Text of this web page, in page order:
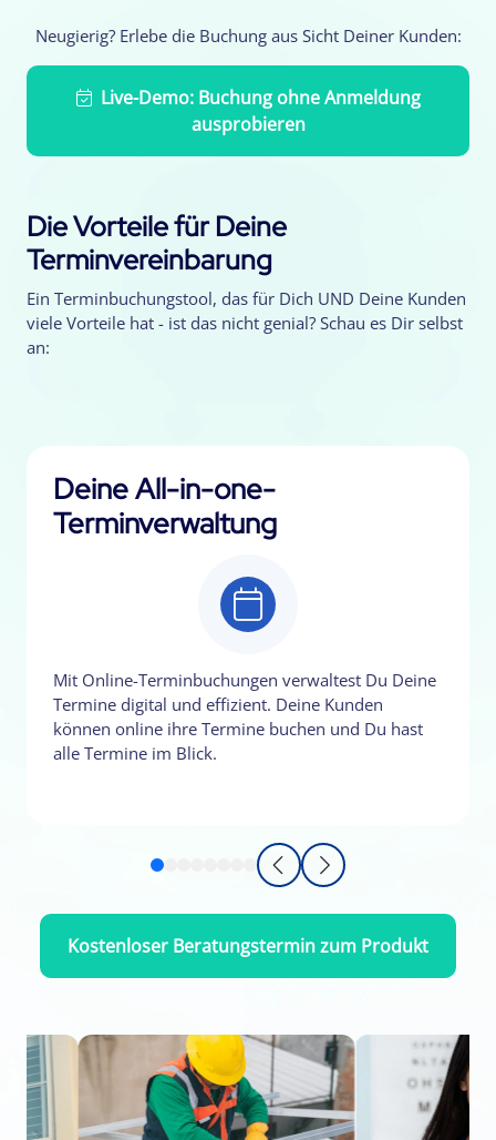
Neugierig? Erlebe die Buchung aus Sicht Deiner Kunden:
Live-Demo: Buchung ohne Anmeldung
ausprobieren
Die Vorteile für Deine
Terminvereinbarung
Ein Terminbuchungstool, das für Dich UND Deine Kunden
viele Vorteile hat - ist das nicht genial? Schau es Dir selbst
an:
Deine All-in-one-
Terminverwaltung
Mit Online-Terminbuchungen verwaltest Du Deine
Termine digital und effizient. Deine Kunden
können online ihre Termine buchen und Du hast
alle Termine im Blick.
Kostenloser Beratungstermin zum Produkt